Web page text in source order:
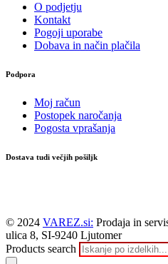
O podjetju
Kontakt
Pogoji uporabe
Dobava in način plačila
Podpora
Moj račun
Postopek naročanja
Pogosta vprašanja
Dostava tudi večjih pošiljk
© 2024 VAREZ.si: Prodaja in
ulica 8, SI-9240 Ljutomer
Products search